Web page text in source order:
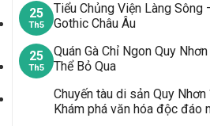
25
Th5
Tiểu Chủng Viện Làng
Gothic Châu Âu
25
Th5
Quán Gà Chỉ Ngon Quy
Thể Bỏ Qua
Chuyến tàu di sản Quy Nhơn
Khám phá văn hóa độc đáo